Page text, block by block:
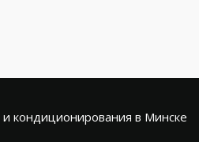
кондиционирования в Минске